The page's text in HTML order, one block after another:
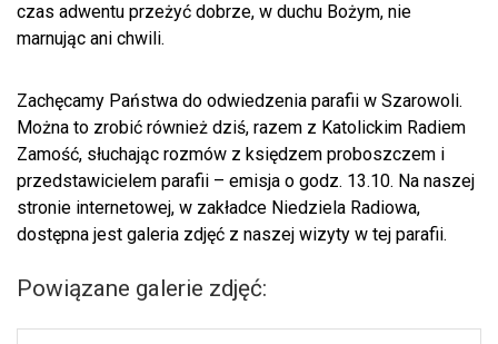
czas adwentu przeżyć dobrze, w duchu Bożym, nie
marnując ani chwili.
Zachęcamy Państwa do odwiedzenia parafii w Szarowoli.
Można to zrobić również dziś, razem z Katolickim Radiem
Zamość, słuchając rozmów z księdzem proboszczem i
przedstawicielem parafii – emisja o godz. 13.10. Na naszej
stronie internetowej, w zakładce Niedziela Radiowa,
dostępna jest galeria zdjęć z naszej wizyty w tej parafii.
Powiązane galerie zdjęć: